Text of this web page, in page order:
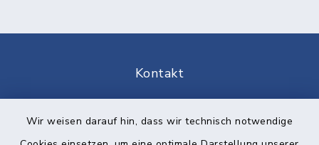
Wir weisen darauf hin, dass wir technisch notwendige
Kontakt